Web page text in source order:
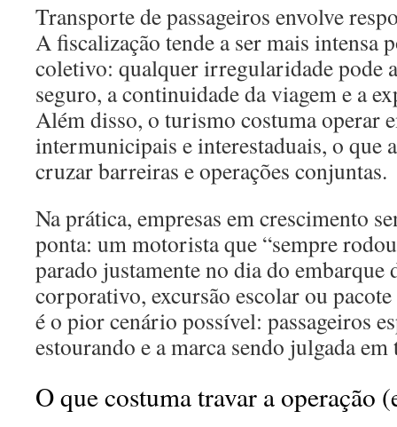
Transporte de passageiros envolve
A fiscalização tende a ser mais intensa
coletivo: qualquer irregularidade pode
seguro, a continuidade da viagem e a
Além disso, o turismo costuma operar
intermunicipais e interestaduais, o que
cruzar barreiras e operações conjuntas.
Na prática, empresas em crescimento
ponta: um motorista que “sempre
parado justamente no dia do embarque
corporativo, excursão escolar ou
é o pior cenário possível: passageiros
estourando e a marca sendo julgada
O que costuma travar a operação